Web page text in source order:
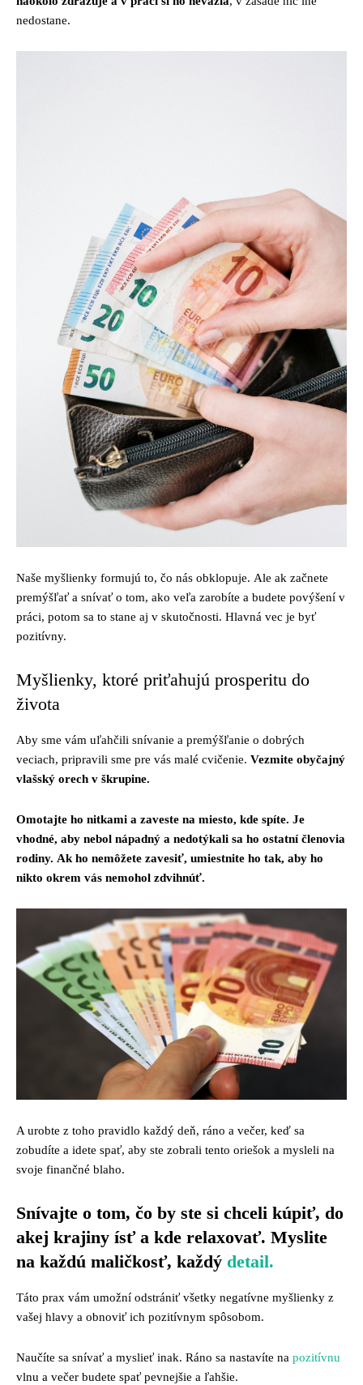
nedostane.
Naše myšlienky formujú to, čo nás obklopuje. Ale ak začnete
premýšľať a snívať o tom, ako veľa zarobíte a budete povýšení v
práci, potom sa to stane aj v skutočnosti. Hlavná vec je byť
pozitívny.
Myšlienky, ktoré priťahujú prosperitu do
života
Aby sme vám uľahčili snívanie a premýšľanie o dobrých
veciach, pripravili sme pre vás malé cvičenie. Vezmite obyčajný
vlašský orech v škrupine.
Omotajte ho nitkami a zaveste na miesto, kde spíte. Je
vhodné, aby nebol nápadný a nedotýkali sa ho ostatní členovia
rodiny. Ak ho nemôžete zavesiť, umiestnite ho tak, aby ho
nikto okrem vás nemohol zdvihnúť.
A urobte z toho pravidlo každý deň, ráno a večer, keď sa
zobudíte a idete spať, aby ste zobrali tento oriešok a mysleli na
svoje finančné blaho.
Snívajte o tom, čo by ste si chceli kúpiť, do
akej krajiny ísť a kde relaxovať. Myslite
na každú maličkosť, každý detail.
Táto prax vám umožní odstrániť všetky negatívne myšlienky z
vašej hlavy a obnoviť ich pozitívnym spôsobom.
Naučíte sa snívať a myslieť inak. Ráno sa nastavíte na pozitívnu
vlnu a večer budete spať pevnejšie a ľahšie.